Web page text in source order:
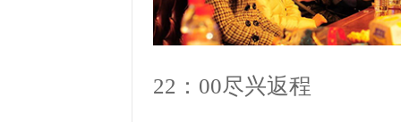
22 ： 00尽兴返程